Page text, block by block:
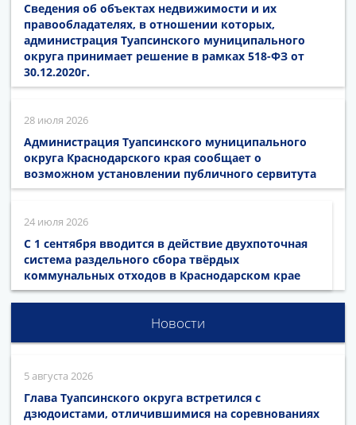
Сведения об объектах недвижимости и их
правообладателях, в отношении которых,
администрация Туапсинского муниципального
округа принимает решение в рамках 518-ФЗ от
30.12.2020г.
28 июля 2026
Администрация Туапсинского муниципального
округа Краснодарского края сообщает о
возможном установлении публичного сервитута
24 июля 2026
С 1 сентября вводится в действие двухпоточная
система раздельного сбора твёрдых
коммунальных отходов в Краснодарском крае
Новости
5 августа 2026
Глава Туапсинского округа встретился с
дзюдоистами, отличившимися на соревнованиях